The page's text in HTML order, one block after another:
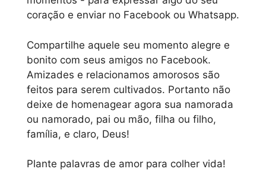
coração e enviar no Facebook ou Whatsapp.
Compartilhe aquele seu momento alegre e
bonito com seus amigos no Facebook.
Amizades e relacionamos amorosos são
feitos para serem cultivados. Portanto não
deixe de homenagear agora sua namorada
ou namorado, pai ou mão, filha ou filho,
família, e claro, Deus!
Plante palavras de amor para colher vida!